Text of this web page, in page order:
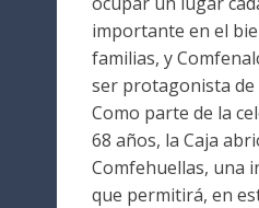
importante en el
familias, y
ser protagonista de
Como parte de la
68 años, la Caja
Comfehuellas, una
que permitirá, en